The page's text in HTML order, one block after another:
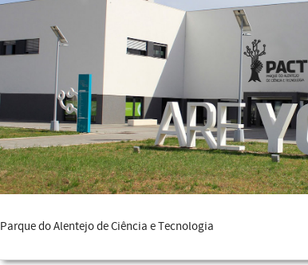
Parque do Alentejo de Ciência e Tecnologia